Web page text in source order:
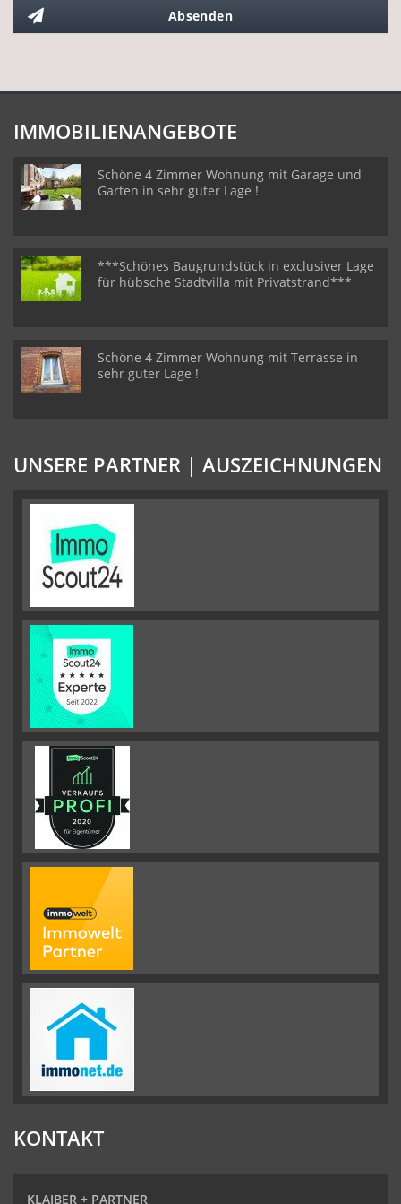
Absenden
IMMOBILIENANGEBOTE
Schöne 4 Zimmer Wohnung mit Garage und
Garten in sehr guter Lage !
***Schönes Baugrundstück in exclusiver Lage
für hübsche Stadtvilla mit Privatstrand***
Schöne 4 Zimmer Wohnung mit Terrasse in
sehr guter Lage !
UNSERE PARTNER | AUSZEICHNUNGEN
KONTAKT
KLAIBER + PARTNER